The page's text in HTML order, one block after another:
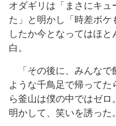
オダギリは「まさにキュ
た」と明かし「時差ボ
したか今となってはほ
白。
「その後に、みんなで
ような千鳥足で帰って
ら釜山は僕の中ではゼロ
明かして、笑いを誘った。